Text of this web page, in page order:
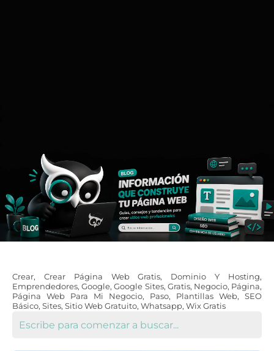
Crear, Crear Página Web Gratis, Dominio Y Hosting,
Emprendedores,Google,Google Sites, Gratis, Negocio, Página,
Página Web Para Mi Negocio, Paso, Plantillas Web, SEO
Básico, Sites, Sitio Web Gratuito, Whatsapp, Wix Gratis